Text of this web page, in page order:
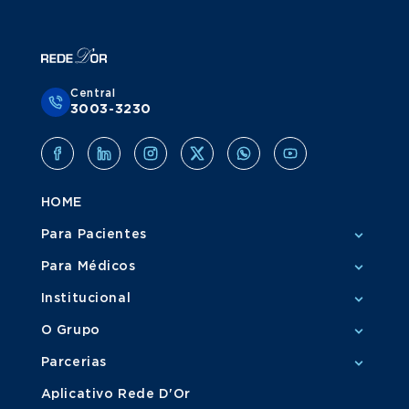
Central
3003-3230
HOME
Para Pacientes
Para Médicos
Institucional
O Grupo
Parcerias
Aplicativo Rede D'Or